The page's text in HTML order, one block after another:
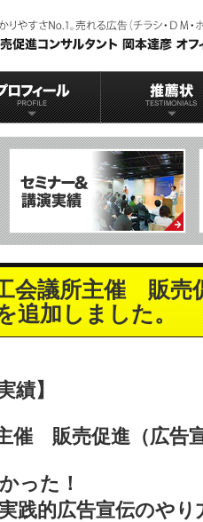
会議所主催 販売
追加しました。
績】
催 販売促進（広告
った！
践的広告宣伝のやり